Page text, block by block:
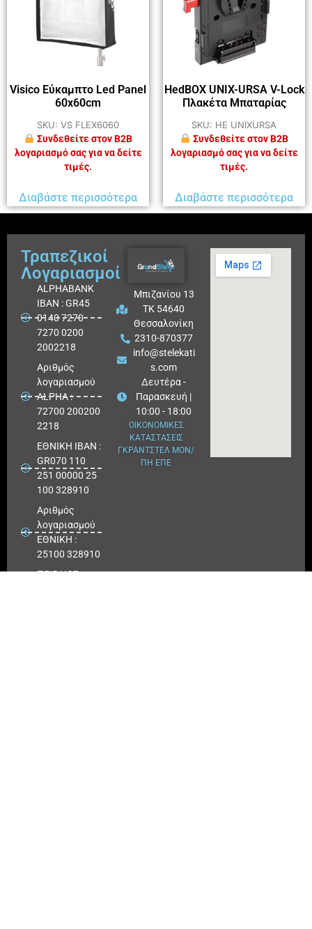
Visico Εύκαμπτο Led Panel
60x60cm
SKU: VS FLEX6060
Συνδεθείτε στον B2B
λογαριασμό σας για να δείτε
τιμές.
Διαβάστε περισσότερα
HedBOX UNIX-URSA V-Lock
Πλακέτα Μπαταρίας
SKU: HE UNIXURSA
Συνδεθείτε στον B2B
λογαριασμό σας για να δείτε
τιμές.
Διαβάστε περισσότερα
Τραπεζικοί
Λογαριασμοί
ALPHABANK
IBAN : GR45
0140 7270
7270 0200
2002218
Aριθμός
λογαριασμού
ALPHA :
72700 200200
2218
ΕΘΝΙΚΗ ΙΒΑΝ :
GR070 110
251 00000 25
100 328910
Αριθμός
λογαριασμού
ΕΘΝΙΚΗ :
25100 328910
ΠΕΙΡΑΙΩΣ
Μπιζανίου 13
ΤΚ 54640
Θεσσαλονίκη
2310-870377
info@stelekati
s.com
Δευτέρα -
Παρασκευή |
10:00 - 18:00
ΟΙΚΟΝΟΜΙΚΕΣ
ΚΑΤΑΣΤΑΣΕΙΣ
ΓΚΡΑΝΤΣΤΕΛ ΜΟΝ/
ΠΗ ΕΠΕ